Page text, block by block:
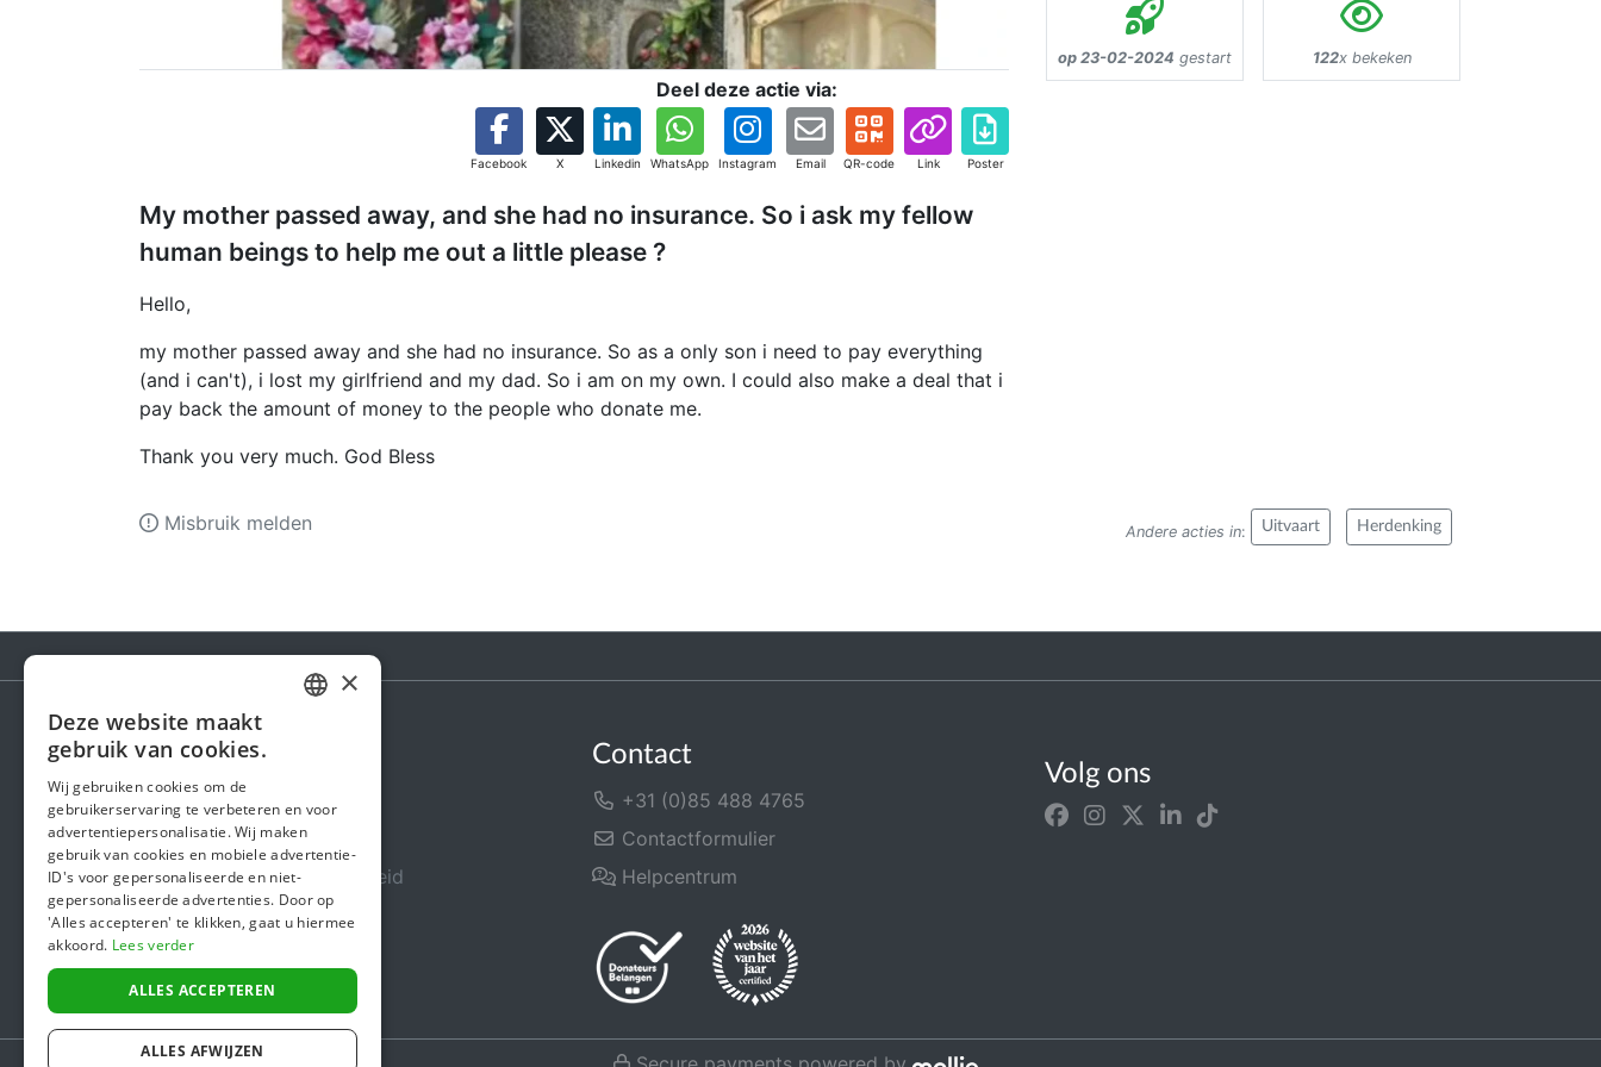
Deel deze actie via:
Facebook X Linkedin WhatsApp Instagram Email QR-code Link Poster
My mother passed away, and she had no insurance. So i ask my fellow
human beings to help me out a little please ?
Hello,
my mother passed away and she had no insurance. So as a only son i need to pay everything
(and i can't), i lost my girlfriend and my dad. So i am on my own. I could also make a deal that i
pay back the amount of money to the people who donate me.
Thank you very much. God Bless
op 23-02-2024 gestart 122x bekeken
Andere acties in: Uitvaart Herdenking
Misbruik melden
Steunactie
Over ons
In de media
Veiligheid & Betrouwbaarheid
Algemene voorwaarden
Privacybeleid
Cookiebeleid
Contact
+31 (0)85 488 4765
Contactformulier
Helpcentrum
Volg ons
ENGLISH
×
Deze website maakt
gebruik van cookies.
Wij gebruiken cookies om de
gebruikerservaring te verbeteren en voor
advertentiepersonalisatie. Wij maken
gebruik van cookies en mobiele advertentie-
ID's voor gepersonaliseerde en niet-
gepersonaliseerde advertenties. Door op
'Alles accepteren' te klikken, gaat u hiermee
akkoord. Lees verder
ALLES ACCEPTEREN
ALLES AFWIJZEN